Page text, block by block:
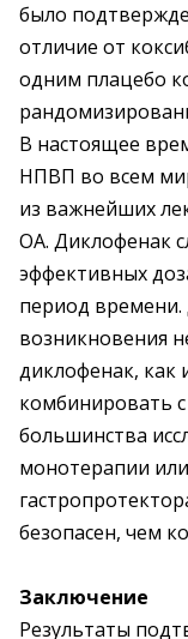
было
отличие от
одним плацебо
В настоящее
НПВП во всем
из важнейших
ОА. Диклофенак
эффективных
период
возникновения
диклофенак, как
комбинировать
большинства
монотерапии
безопасен, чем
Заключение
Результаты